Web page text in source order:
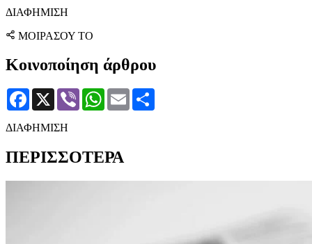
ΔΙΑΦΗΜΙΣΗ
ΜΟΙΡΑΣΟΥ ΤΟ
Κοινοποίηση άρθρου
Facebook
X Viber WhatsApp
Email
ΔΙΑΦΗΜΙΣΗ
ΠΕΡΙΣΣΟΤΕΡΑ